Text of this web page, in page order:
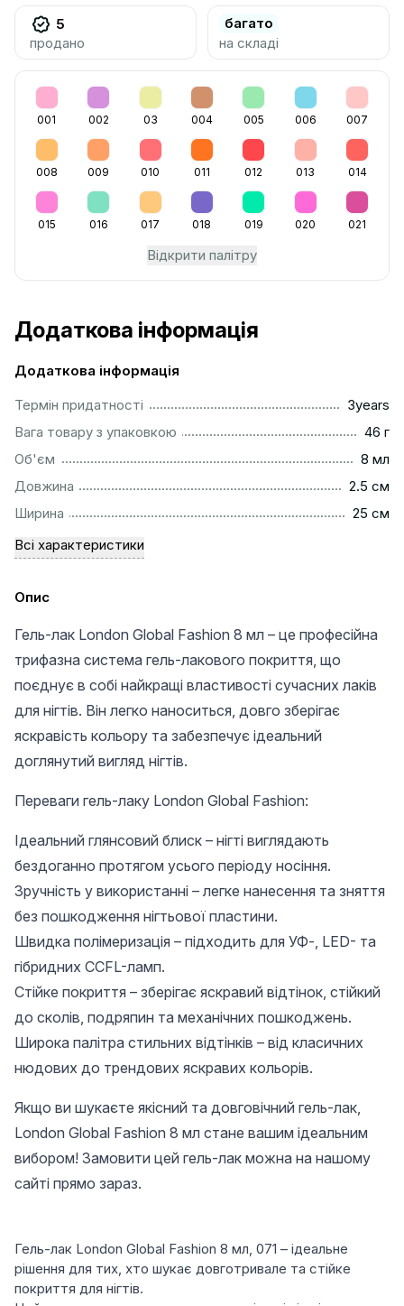
5
продано
багато
на складі
001 002 03 004 005 006 007
008 009 010 011 012 013 014
015 016 017 018 019 020 021
Відкрити палітру
Додаткова інформація
Додаткова інформація
Термін придатності
3years
Вага товару з упаковкою
46 г
Об'єм
8 мл
Довжина
2.5 см
Ширина
25 см
Всі характеристики
Опис
Гель-лак London Global Fashion 8 мл – це професійна
трифазна система гель-лакового покриття, що
поєднує в собі найкращі властивості сучасних лаків
для нігтів. Він легко наноситься, довго зберігає
яскравість кольору та забезпечує ідеальний
доглянутий вигляд нігтів.
Переваги гель-лаку London Global Fashion:
Ідеальний глянсовий блиск – нігті виглядають
бездоганно протягом усього періоду носіння.
Зручність у використанні – легке нанесення та зняття
без пошкодження нігтьової пластини.
Швидка полімеризація – підходить для УФ-, LED- та
гібридних CCFL-ламп.
Стійке покриття – зберігає яскравий відтінок, стійкий
до сколів, подряпин та механічних пошкоджень.
Широка палітра стильних відтінків – від класичних
нюдових до трендових яскравих кольорів.
Якщо ви шукаєте якісний та довговічний гель-лак,
London Global Fashion 8 мл стане вашим ідеальним
вибором! Замовити цей гель-лак можна на нашому
сайті прямо зараз.
Гель-лак London Global Fashion 8 мл, 071 – ідеальне
рішення для тих, хто шукає довготривале та стійке
покриття для нігтів.